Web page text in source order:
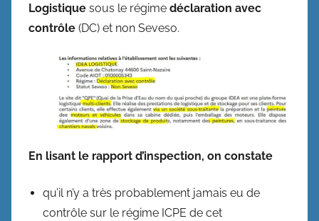
Logistique sous le régime déclaration avec
contrôle (DC) et non Seveso.
En lisant le rapport d’inspection, on constate
qu’il n’y a très probablement jamais eu de
contrôle sur le régime ICPE de cet